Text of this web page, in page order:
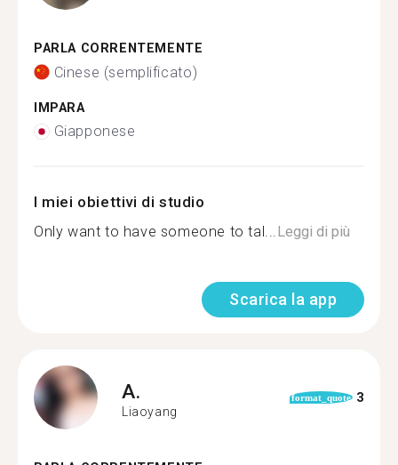
PARLA CORRENTEMENTE
Cinese (semplificato)
IMPARA
Giapponese
I miei obiettivi di studio
Only want to have someone to tal...Leggi di più
Scarica la app
A.
Liaoyang
format_quote 3